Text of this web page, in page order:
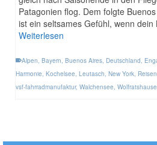
Patagonien flog. Dem folgte
ist ein seltsames Gefühl, wenn
Weiterlesen
Alpen, Bayern, Buenos Aires, Deutschland,
Harmonie, Kochelsee, Leutasch, New York, Reisen
vsf-fahrradmanufaktur, Walchensee,